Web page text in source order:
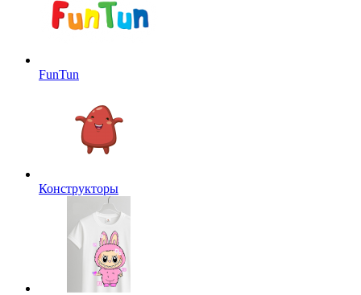
FunTun
Конструкторы